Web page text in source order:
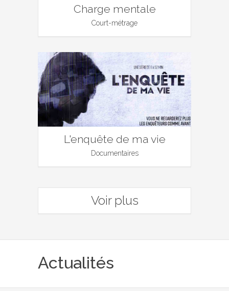
Charge mentale
Court-métrage
L'enquête de ma vie
Documentaires
Voir plus
Actualités